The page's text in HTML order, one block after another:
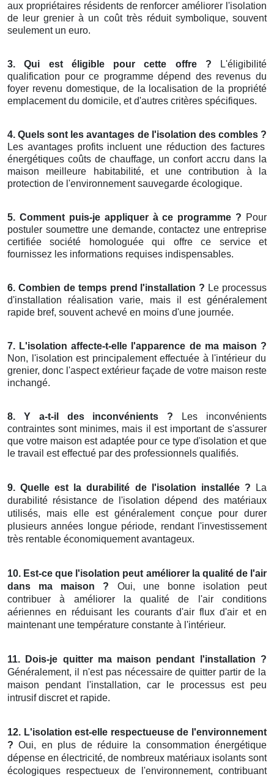
aux propriétaires résidents de renforcer améliorer l'isolation
de leur grenier à un coût très réduit symbolique, souvent
seulement un euro.
3. Qui est éligible pour cette offre ? L'éligibilité
qualification pour ce programme dépend des revenus du
foyer revenu domestique, de la localisation de la propriété
emplacement du domicile, et d'autres critères spécifiques.
4. Quels sont les avantages de l'isolation des combles ?
Les avantages profits incluent une réduction des factures
énergétiques coûts de chauffage, un confort accru dans la
maison meilleure habitabilité, et une contribution à la
protection de l'environnement sauvegarde écologique.
5. Comment puis-je appliquer à ce programme ? Pour
postuler soumettre une demande, contactez une entreprise
certifiée société homologuée qui offre ce service et
fournissez les informations requises indispensables.
6. Combien de temps prend l'installation ? Le processus
d'installation réalisation varie, mais il est généralement
rapide bref, souvent achevé en moins d'une journée.
7. L'isolation affecte-t-elle l'apparence de ma maison ?
Non, l'isolation est principalement effectuée à l'intérieur du
grenier, donc l'aspect extérieur façade de votre maison reste
inchangé.
8. Y a-t-il des inconvénients ? Les inconvénients
contraintes sont minimes, mais il est important de s'assurer
que votre maison est adaptée pour ce type d'isolation et que
le travail est effectué par des professionnels qualifiés.
9. Quelle est la durabilité de l'isolation installée ? La
durabilité résistance de l'isolation dépend des matériaux
utilisés, mais elle est généralement conçue pour durer
plusieurs années longue période, rendant l'investissement
très rentable économiquement avantageux.
10. Est-ce que l'isolation peut améliorer la qualité de l'air
dans ma maison ? Oui, une bonne isolation peut
contribuer à améliorer la qualité de l'air conditions
aériennes en réduisant les courants d'air flux d'air et en
maintenant une température constante à l'intérieur.
11. Dois-je quitter ma maison pendant l'installation ?
Généralement, il n'est pas nécessaire de quitter partir de la
maison pendant l'installation, car le processus est peu
intrusif discret et rapide.
12. L'isolation est-elle respectueuse de l'environnement
? Oui, en plus de réduire la consommation énergétique
dépense en électricité, de nombreux matériaux isolants sont
écologiques respectueux de l'environnement, contribuant